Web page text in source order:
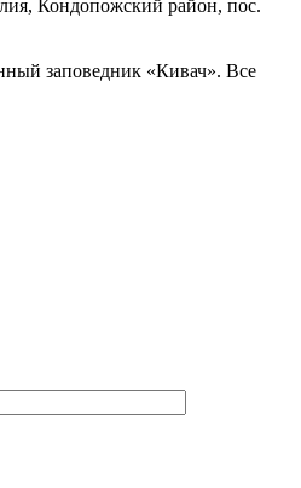
Кондопожский район, пос.
заповедник «Кивач». Все